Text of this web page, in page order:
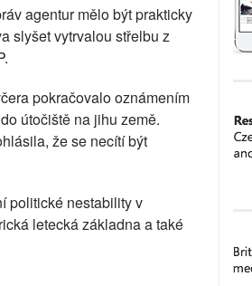
agentur mělo být prakticky
slyšet vytrvalou střelbu z
pokračovalo oznámením
útočiště na jihu země.
že se necítí být
politické nestability v
letecká základna a také